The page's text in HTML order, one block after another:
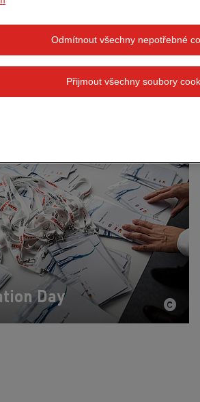
zabýváme
inovace: tři příklady témat, která
Day
Odmítnout všechny nepotřebné
Přijmout všechny soubory